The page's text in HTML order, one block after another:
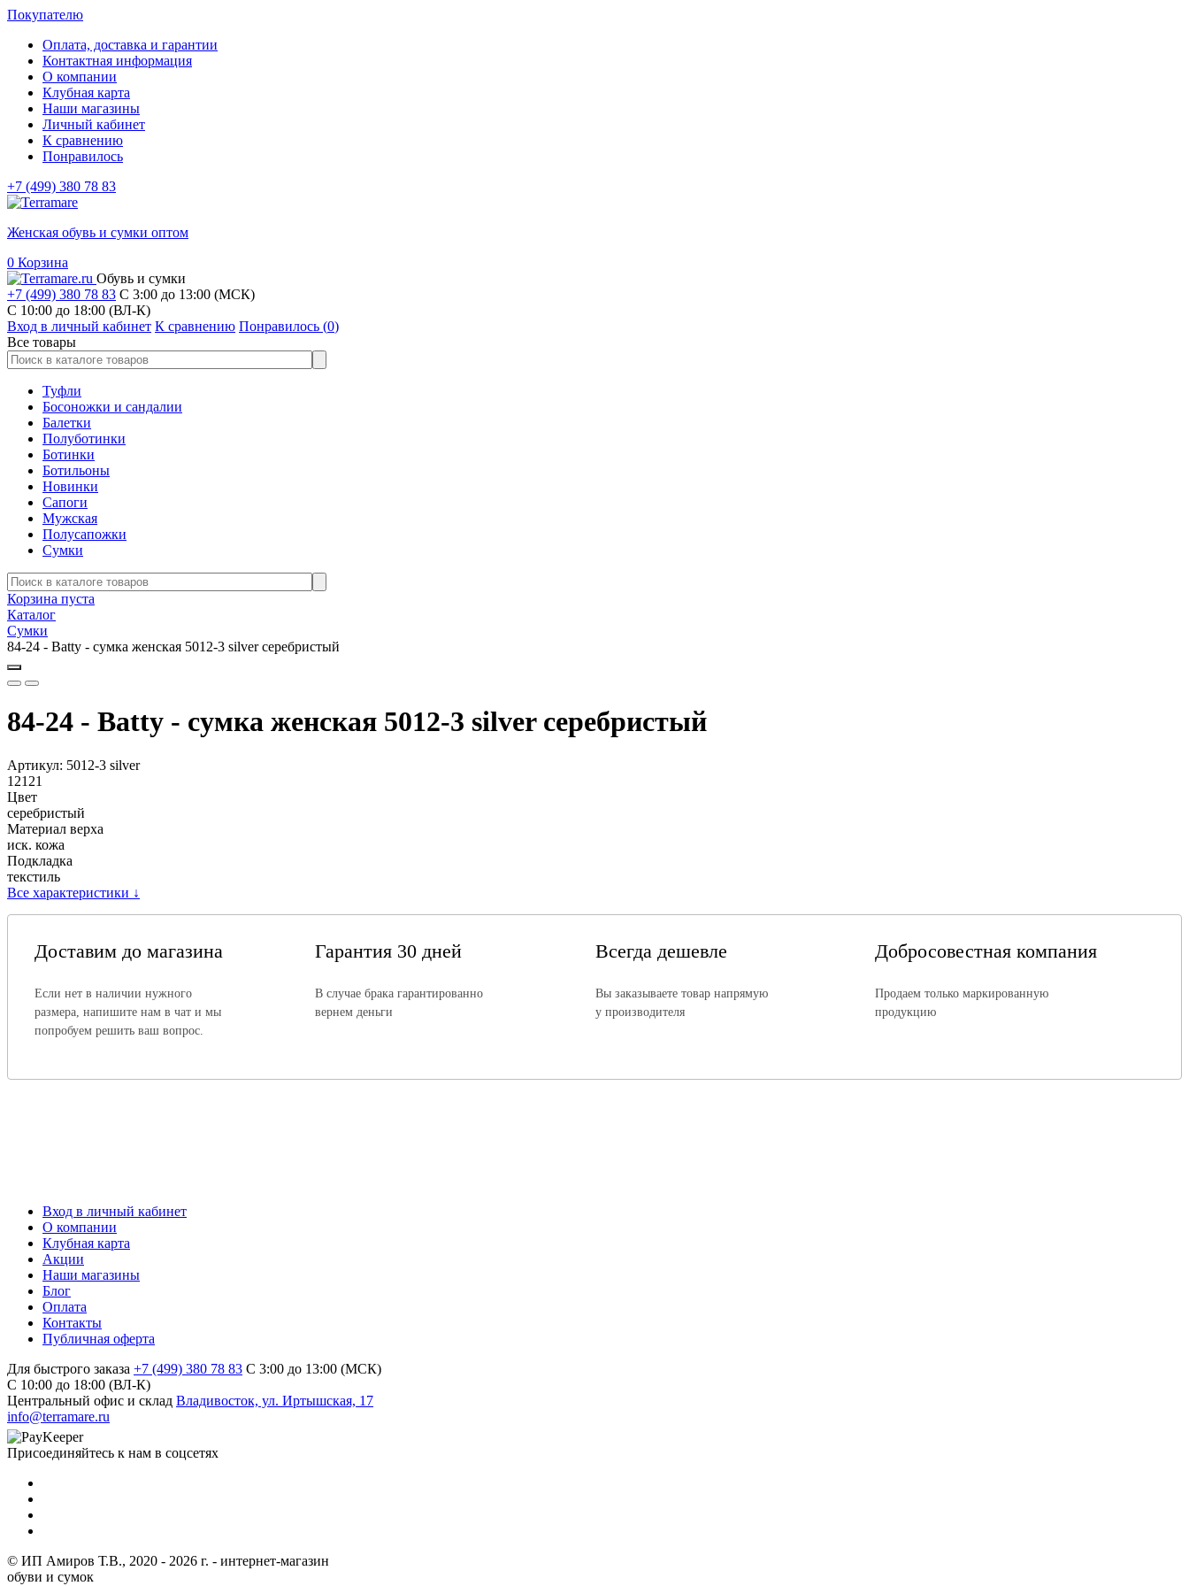
Покупателю
Оплата, доставка и гарантии
Контактная информация
О компании
Клубная карта
Наши магазины
Личный кабинет
К сравнению
Понравилось
+7 (499) 380 78 83
Женская обувь и сумки оптом
0 Корзина
Обувь и сумки
+7 (499) 380 78 83 С 3:00 до 13:00 (МСК)
C 10:00 до 18:00 (ВЛ-К)
Вход в личный кабинет К сравнению Понравилось (0)
Все товары
Туфли
Босоножки и сандалии
Балетки
Полуботинки
Ботинки
Ботильоны
Новинки
Сапоги
Мужская
Полусапожки
Сумки
Корзина пуста
Каталог
Сумки
84-24 - Batty - сумка женская 5012-3 silver серебристый
84-24 - Batty - сумка женская 5012-3 silver серебристый
Артикул: 5012-3 silver
12121
Цвет
серебристый
Материал верха
иск. кожа
Подкладка
текстиль
Все характеристики ↓
Доставим до магазина
Если нет в наличии нужного
размера, напишите нам в чат и мы
попробуем решить ваш вопрос.
Гарантия 30 дней
В случае брака гарантированно
вернем деньги
Всегда дешевле
Вы заказываете товар напрямую
у производителя
Добросовестная компания
Продаем только маркированную
продукцию
Вход в личный кабинет
О компании
Клубная карта
Акции
Наши магазины
Блог
Оплата
Контакты
Публичная оферта
Для быстрого заказа +7 (499) 380 78 83 С 3:00 до 13:00 (МСК)
C 10:00 до 18:00 (ВЛ-К)
Центральный офис и склад Владивосток, ул. Иртышская, 17
info@terramare.ru
Присоединяйтесь к нам в соцсетях
© ИП Амиров Т.В., 2020 - 2026 г. - интернет-магазин
обуви и сумок